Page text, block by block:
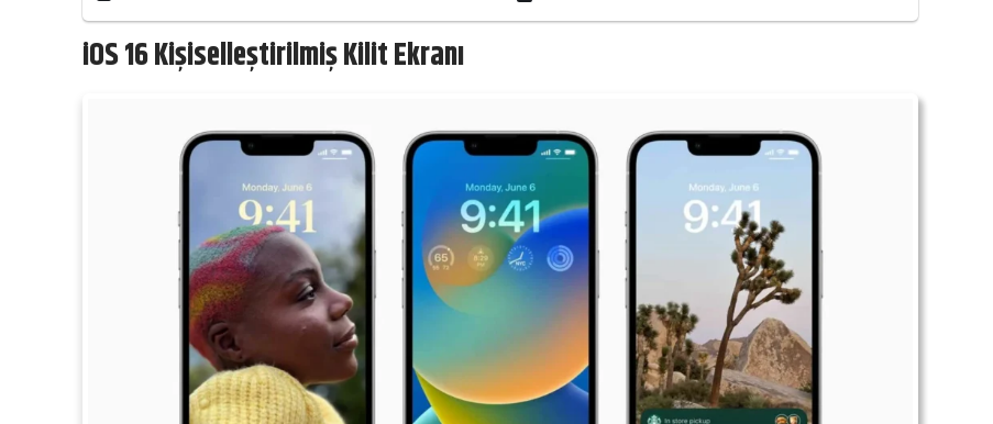
iOS 16 Kişiselleştirilmiş Kilit Ekranı